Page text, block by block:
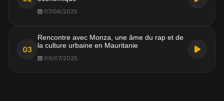
07/08/2025
03
Rencontre avec Monza, une âme du rap et de
la culture urbaine en Mauritanie
09/07/2025